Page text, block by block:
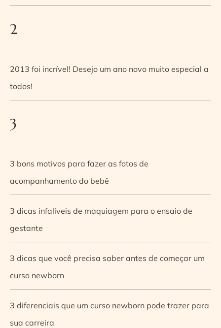
2
2013 foi incrível! Desejo um ano novo muito especial a
todos!
3
3 bons motivos para fazer as fotos de
acompanhamento do bebê
3 dicas infalíveis de maquiagem para o ensaio de
gestante
3 dicas que você precisa saber antes de começar um
curso newborn
3 diferenciais que um curso newborn pode trazer para
sua carreira